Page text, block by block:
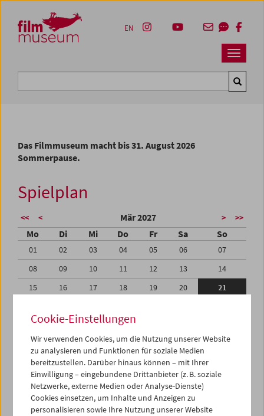
Zum Inhalt
Zum Hauptmenü
Zur Servicenavigation
Zum Suche
Navbar
EN
Das Filmmuseum macht bis 31. August 2026
Sommerpause.
Spielplan
<< < Mär 2027 > >>
Mo Di Mi Do Fr Sa So
01 02 03 04 05 06
07
08
09 10 11 12 13
14
15
16 17 18 19 20
21
29
30 31 01
05
06 07 08 09 10 11
iCalender
Programmheft-PDF
Cookie-Einstellungen
Wir verwenden Cookies, um die Nutzung unserer Website
zu analysieren und Funktionen für soziale Medien
bereitzustellen. Darüber hinaus können – mit Ihrer
Einwilligung – eingebundene Drittanbieter (z. B. soziale
Netzwerke, externe Medien oder Analyse-Dienste)
Cookies einsetzen, um Inhalte und Anzeigen zu
personalisieren sowie Ihre Nutzung unserer Website